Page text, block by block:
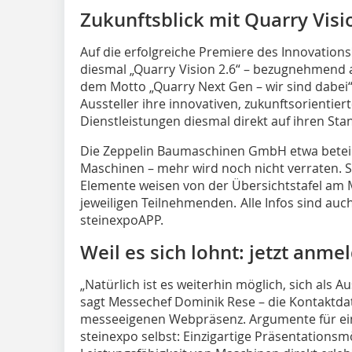
Zukunftsblick mit Quarry
Auf die erfolgreiche Premiere des
diesmal „Quarry Vision 2.6“ –
dem Motto „Quarry Next Gen – wir sind
Aussteller ihre innovativen,
Dienstleistungen diesmal direkt auf ihren
Die Zeppelin Baumaschinen GmbH etwa
Maschinen – mehr wird noch nicht verraten.
Elemente weisen von der Übersichtstafel am
jeweiligen Teilnehmenden. Alle Infos sind
steinexpoAPP.
Weil es sich lohnt: jetzt
„Natürlich ist es weiterhin möglich, sich als
sagt Messechef Dominik Rese – die
messeeigenen Webpräsenz. Argumente für
steinexpo selbst: Einzigartige